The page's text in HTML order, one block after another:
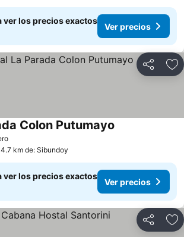
ver los precios exactos
Ver precios
Compartir
Colon Putumayo
km de: Sibundoy
ver los precios exactos
Ver precios
Compartir